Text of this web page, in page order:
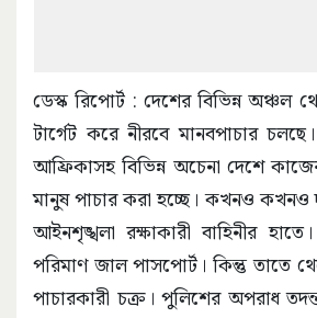
ডেস্ক রিপোর্ট : দেশের বিভিন্ন অঞ্চল
টার্গেট করে নীরবে মানবপাচার
আফ্রিকাসহ বিভিন্ন অচেনা দেশে
মানুষ পাচার করা হচ্ছে। কখনও কখনও
আইনশৃঙ্খলা রক্ষাকারী বাহিনীর
পরিমাণ জাল পাসপোর্ট। কিন্তু তাতে
পাচারকারী চক্র। পুলিশের অপরাধ